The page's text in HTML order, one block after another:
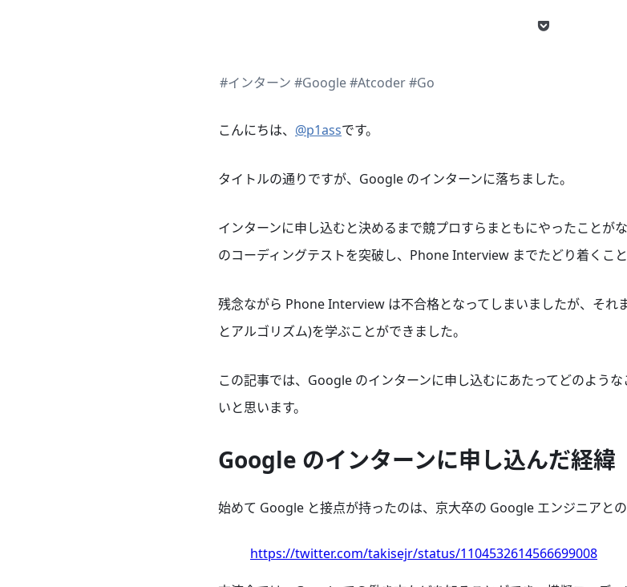
#インターン #Google#Atcoder#Go
こんにちは、 @p1assです。
タイトルの通りですが、Google のインターンに落ちました。
インターンに申し込むと決めるまで競プロすらまともにやったことが
のコーディングテストを突破し、Phone Interview までたどり着くこと
残念ながら Phone Interview は不合格となってしまいましたが、それ
とアルゴリズム)を学ぶことができました。
この記事では、Google のインターンに申し込むにあたってどのよう
いと思います。
Google のインターンに申し込んだ経緯
始めて Google と接点が持ったのは、京大卒の Google エンジニアとの
https://twitter.com/takisejr/status/1104532614566699008